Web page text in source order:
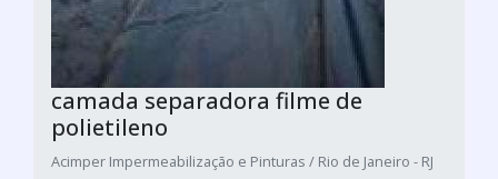
camada separadora filme de
polietileno
Acimper Impermeabilização e Pinturas / Rio de Janeiro - RJ